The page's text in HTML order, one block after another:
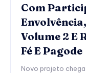
Com
Volume 2 E
Fé E Pagode
Novo projeto